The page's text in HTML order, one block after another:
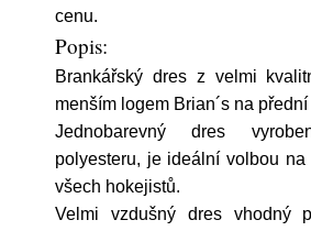
cenu.
Popis:
Brankářský dres z velmi
menším logem Brian´s na
Jednobarevný dres
polyesteru, je ideální volbou
všech hokejistů.
Velmi vzdušný dres vhodný